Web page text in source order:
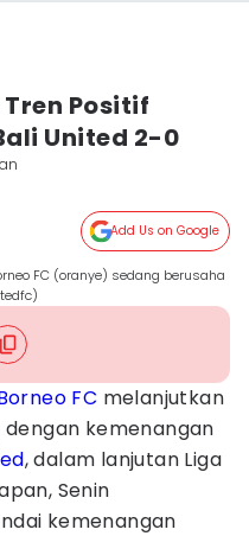
Positif
United 2-0
Add Us on Google
FC (oranye) sedang berusaha
FC melanjutkan
kemenangan
, dalam lanjutan Liga
Senin
kemenangan